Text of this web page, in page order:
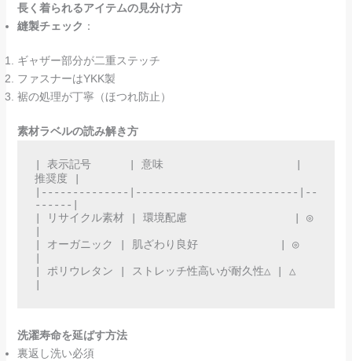
長く着られるアイテムの見分け方
縫製チェック ：
ギャザー部分が二重ステッチ
ファスナーはYKK製
裾の処理が丁寧（ほつれ防止）
素材ラベルの読み解き方
| 表示記号      | 意味                     |
推奨度 |
|--------------|--------------------------|--
------|
| リサイクル素材 | 環境配慮                 | ◎
| オーガニック | 肌ざわり良好             | ◎
| ポリウレタン | ストレッチ性高いが耐久性△ | △
洗濯寿命を延ばす方法
裏返し洗い必須